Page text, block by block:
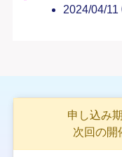
2024/04/11
申し込み
次回の開